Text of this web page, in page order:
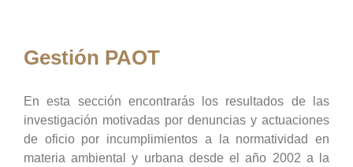
Gestión PAOT
En esta sección encontrarás los resultados de las
investigación motivadas por denuncias y actuaciones
de oficio por incumplimientos a la normatividad en
materia ambiental y urbana desde el año 2002 a la